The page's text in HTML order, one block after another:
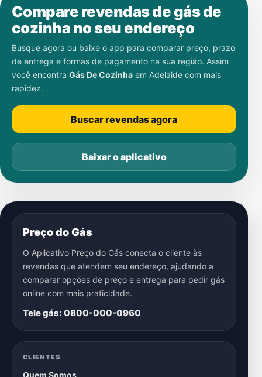
Compare revendas de gás de
cozinha no seu endereço
Busque agora ou baixe o app para comparar preço, prazo
de entrega e formas de pagamento na sua região. Assim
você encontra Gás De Cozinha em Adelaide com mais
rapidez.
Buscar revendas agora
Baixar o aplicativo
Preço do Gás
O Aplicativo Preço do Gás conecta o cliente às
revendas que atendem seu endereço, ajudando a
comparar opções de preço e entrega para pedir gás
online com mais praticidade.
Tele gás: 0800-000-0960
CLIENTES
Quem Somos